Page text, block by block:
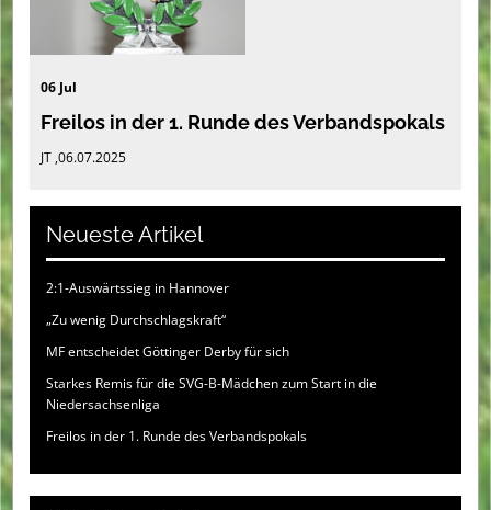
06 Jul
Freilos in der 1. Runde des Verbandspokals
JT ,06.07.2025
Neueste Artikel
2:1-Auswärtssieg in Hannover
„Zu wenig Durchschlagskraft“
MF entscheidet Göttinger Derby für sich
Starkes Remis für die SVG-B-Mädchen zum Start in die
Niedersachsenliga
Freilos in der 1. Runde des Verbandspokals